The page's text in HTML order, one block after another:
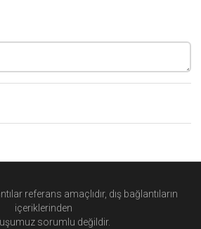
referans amaçlıdır, dış bağlantıların
içeriklerinden
sorumlu değildir.